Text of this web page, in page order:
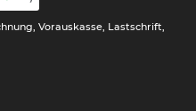
Vorauskasse, Lastschrift,